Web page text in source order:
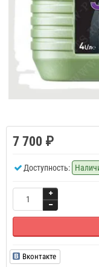
7 700 ₽
Доступность:
Вконтакте